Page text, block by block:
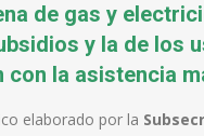
de gas y
y la de los
con la asistencia
elaborado por la